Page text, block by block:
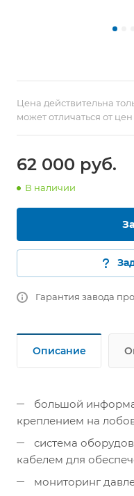
Цена действительна
может отличаться от
62 000 руб.
В наличии
Гарантия завода
Описание
большой
креплением на
система
кабелем для
мониторинг